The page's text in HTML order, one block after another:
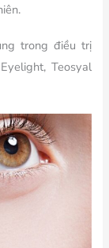
trong điều trị
Teosyal